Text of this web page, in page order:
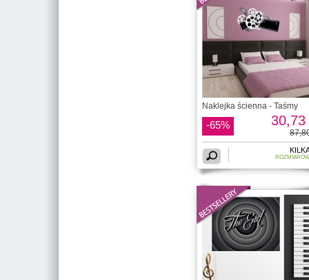
Naklejka ścienna - Taśmy
-65% 30,73